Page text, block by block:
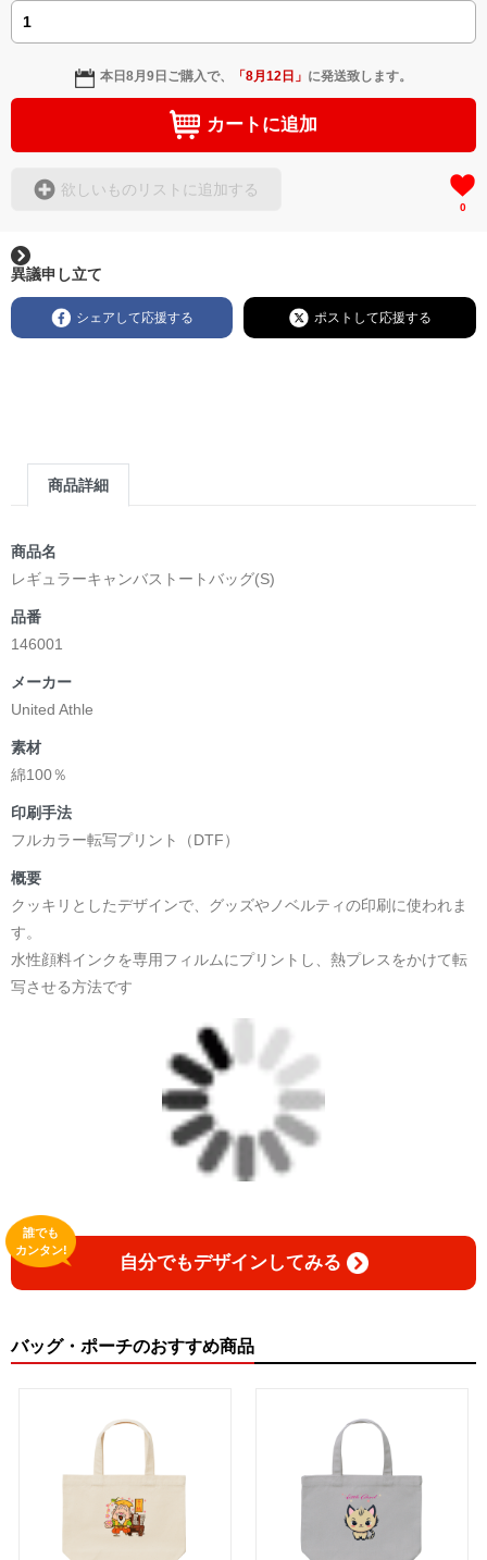
本日8月9日 ご購入で、 「8月12日 」 に発送致します。
カートに追加
欲しいものリストに追加する
0
異議申し立て
シェアして応援する ポストして応援する
商品詳細
商品名
レギュラーキャンバストートバッグ(S)
品番
146001
メーカー
United Athle
素材
綿100％
印刷手法
フルカラー転写プリント（DTF）
概要
クッキリとしたデザインで、グッズやノベルティの印刷に使われま
す。
水性顔料インクを専用フィルムにプリントし、熱プレスをかけて転
写させる方法です
自分でもデザインしてみる
誰でも
カンタン!
バッグ・ポーチのおすすめ商品